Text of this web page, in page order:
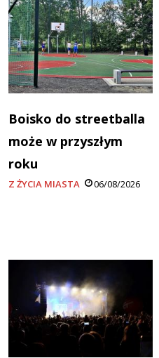
Boisko do streetballa
może w przyszłym
roku
Z ŻYCIA MIASTA 06/08/2026